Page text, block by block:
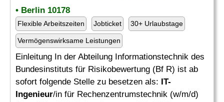
• Berlin 10178
Flexible Arbeitszeiten Jobticket 30+ Urlaubstage
Vermögenswirksame Leistungen
Einleitung In der Abteilung Informationstechnik des
Bundesinstituts für Risikobewertung (Bf R) ist ab
sofort folgende Stelle zu besetzen als: IT-
Ingenieur/in für Rechenzentrumstechnik (w/m/d)